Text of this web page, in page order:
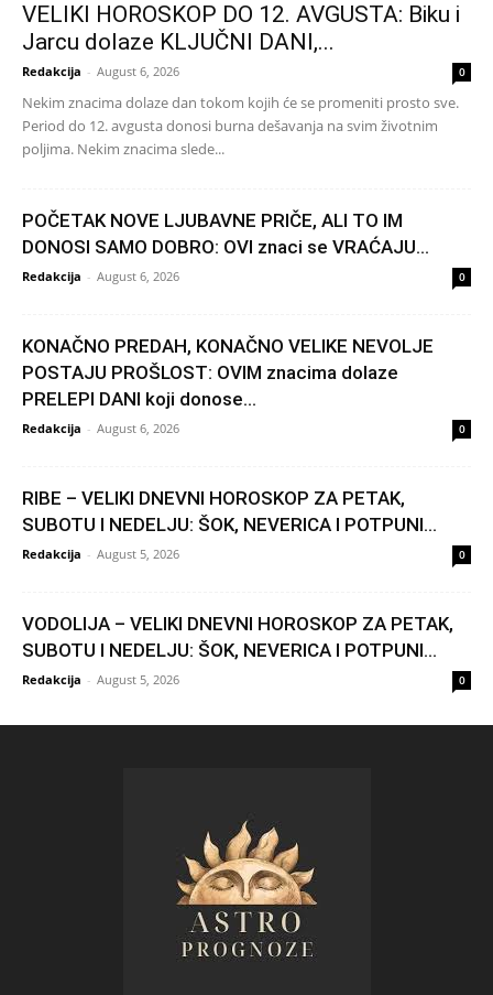
VELIKI HOROSKOP DO 12. AVGUSTA: Biku i
Jarcu dolaze KLJUČNI DANI,...
Redakcija - August 6, 2026 0
Nekim znacima dolaze dan tokom kojih će se promeniti prosto sve.
Period do 12. avgusta donosi burna dešavanja na svim životnim
poljima. Nekim znacima slede...
POČETAK NOVE LJUBAVNE PRIČE, ALI TO IM
DONOSI SAMO DOBRO: OVI znaci se VRAĆAJU...
Redakcija - August 6, 2026 0
KONAČNO PREDAH, KONAČNO VELIKE NEVOLJE
POSTAJU PROŠLOST: OVIM znacima dolaze
PRELEPI DANI koji donose...
Redakcija - August 6, 2026 0
RIBE – VELIKI DNEVNI HOROSKOP ZA PETAK,
SUBOTU I NEDELJU: ŠOK, NEVERICA I POTPUNI...
Redakcija - August 5, 2026 0
VODOLIJA – VELIKI DNEVNI HOROSKOP ZA PETAK,
SUBOTU I NEDELJU: ŠOK, NEVERICA I POTPUNI...
Redakcija - August 5, 2026 0